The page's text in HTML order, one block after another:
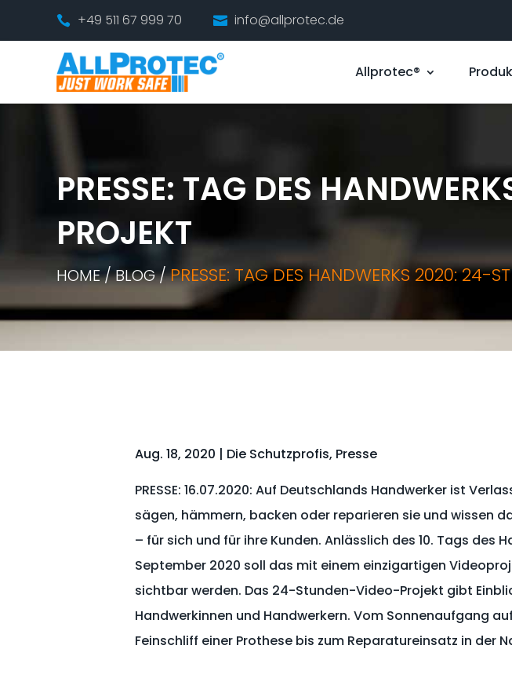
 +49 511 67 999 70  info@allprotec.de
Allprotec®
PRESSE: TAG DES
PROJEKT
HOME / BLOG /PRESSE: TAG DES HANDWERKS 2020: 24-
Aug. 18, 2020 | Die Schutzprofis, Presse
PRESSE: 16.07.2020: Auf Deutschlands Handwerker ist
sägen, hämmern, backen oder reparieren sie und wissen
– für sich und für ihre Kunden. Anlässlich des 10. Tags des
September 2020 soll das mit einem einzigartigen
sichtbar werden. Das 24-Stunden-Video-Projekt gibt
Handwerkinnen und Handwerkern. Vom Sonnenaufgang
Feinschliff einer Prothese bis zum Reparatureinsatz in der